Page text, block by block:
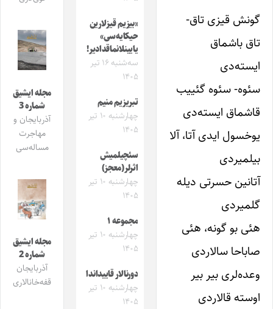
گونش قیزی تاق-
تاق باشماق
ایسته‌دی
سئوه- سئوه گئییب
قاشماق ایسته‌دی
یوخسول ایدی آتا، آلا
بیلمیردی
آتانین حسرتی دیله
گلمیردی
هئی بو گونه، هئی
صاباحا سالاردی
وعده‌لری بیر بیر
اوسته قالاردی
«بیزیم قیزلارین
حیکایه‌سی»
یایینلانماقدادیر!
سه‌شنبه ۱۶ تیر
۱۴۰۵
تبریزیم منیم
چهارشنبه ۱۰ تیر
۱۴۰۵
سئچیلمیش
اثرلر(معجز)
چهارشنبه ۱۰ تیر
۱۴۰۵
مجموعه ۱
چهارشنبه ۱۰ تیر
۱۴۰۵
دورنالار قاییداندا
چهارشنبه ۱۰ تیر
۱۴۰۵
مجله ایشیق
شماره 3
آذربایجان و
مهاجرت
مساله‌سی
مجله ایشیق
شماره 2
آذربایجان
قفه‌خانالاری